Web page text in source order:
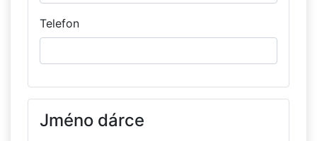
Telefon
Jméno dárce